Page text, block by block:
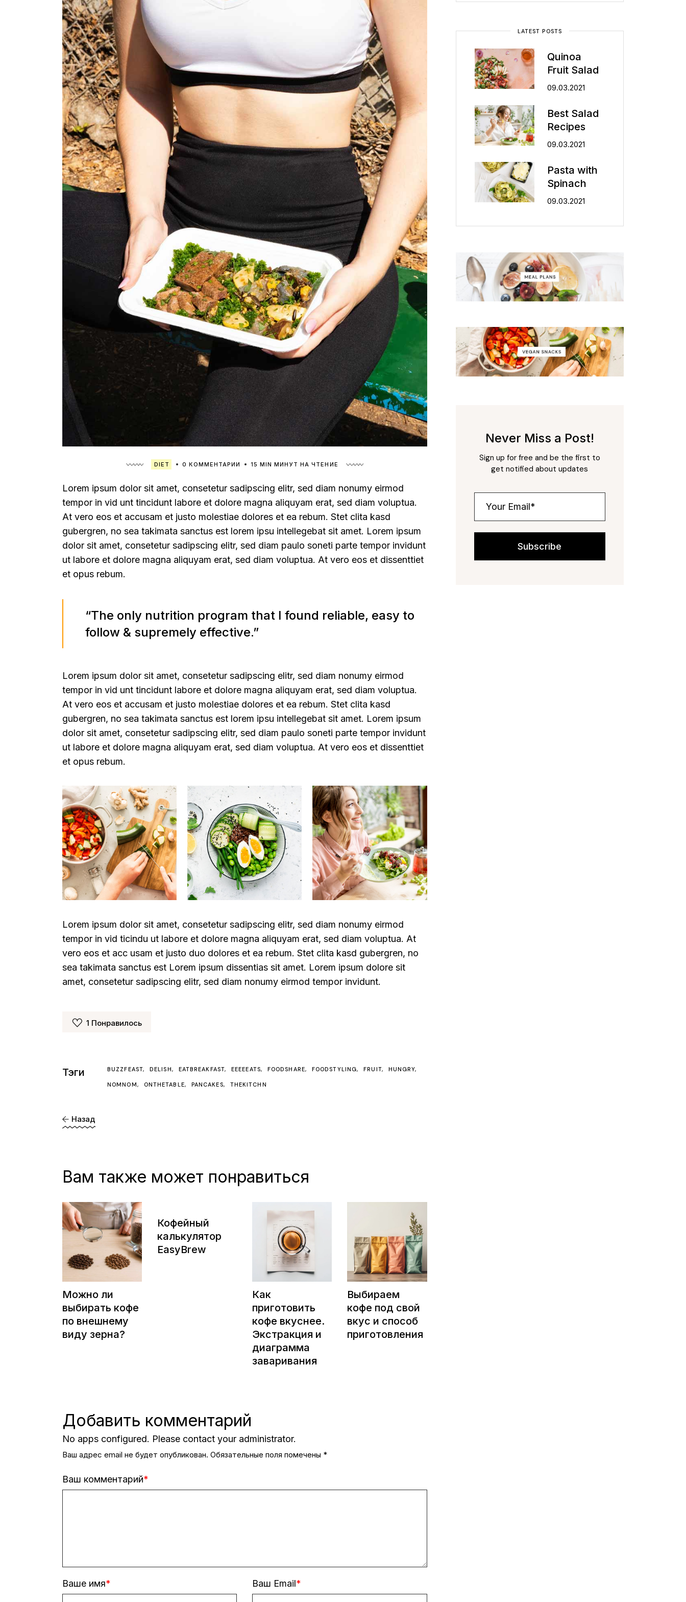
DIET 0 КОММЕНТАРИИ 15 MIN МИНУТ НА ЧТЕНИЕ
Lorem ipsum dolor sit amet, consetetur sadipscing elitr, sed diam nonumy eirmod
tempor in vid unt tincidunt labore et dolore magna aliquyam erat, sed diam voluptua.
At vero eos et accusam et justo molestiae dolores et ea rebum. Stet clita kasd
gubergren, no sea takimata sanctus est lorem ipsu intellegebat sit amet. Lorem ipsum
dolor sit amet, consetetur sadipscing elitr, sed diam paulo soneti parte tempor invidunt
ut labore et dolore magna aliquyam erat, sed diam voluptua. At vero eos et dissenttiet
et opus rebum.
“The only nutrition program that I found reliable, easy to
follow & supremely effective.”
Lorem ipsum dolor sit amet, consetetur sadipscing elitr, sed diam nonumy eirmod
tempor in vid unt tincidunt labore et dolore magna aliquyam erat, sed diam voluptua.
At vero eos et accusam et justo molestiae dolores et ea rebum. Stet clita kasd
gubergren, no sea takimata sanctus est lorem ipsu intellegebat sit amet. Lorem ipsum
dolor sit amet, consetetur sadipscing elitr, sed diam paulo soneti parte tempor invidunt
ut labore et dolore magna aliquyam erat, sed diam voluptua. At vero eos et dissenttiet
et opus rebum.
Lorem ipsum dolor sit amet, consetetur sadipscing elitr, sed diam nonumy eirmod
tempor in vid ticindu ut labore et dolore magna aliquyam erat, sed diam voluptua. At
vero eos et acc usam et justo duo dolores et ea rebum. Stet clita kasd gubergren, no
sea takimata sanctus est Lorem ipsum dissentias sit amet. Lorem ipsum dolore sit
amet, consetetur sadipscing elitr, sed diam nonumy eirmod tempor invidunt.
1 Понравилось
Тэги BUZZFEAST DELISH EATBREAKFAST EEEEEATS FOODSHARE FOODSTYLING FRUIT HUNGRY
NOMNOM ONTHETABLE PANCAKES THEKITCHN
Назад
Вам также может понравиться
Можно ли
выбирать кофе
по внешнему
виду зерна?
Кофейный
калькулятор
EasyBrew
Как
приготовить
кофе вкуснее.
Экстракция и
диаграмма
заваривания
Выбираем
кофе под свой
вкус и способ
приготовления
Добавить комментарий
No apps configured. Please contact your administrator.
Ваш адрес email не будет опубликован. Обязательные поля помечены *
Ваш комментарий
Ваше имя Ваш Email
LATEST POSTS
Quinoa
Fruit Salad
09.03.2021
Best Salad
Recipes
09.03.2021
Pasta with
Spinach
09.03.2021
Never Miss a Post!
Sign up for free and be the first to
get notified about updates
Subscribe